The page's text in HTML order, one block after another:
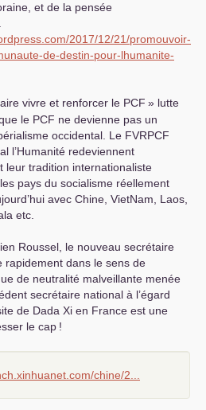
et de la pensée
2017/12/21/promouvoir-
de-destin-pour-lhumanite-
vivre et renforcer le PCF » lutte
le PCF ne devienne pas un
occidental. Le FVRPCF
l’Humanité redeviennent
leur tradition internationaliste
pays du socialisme réellement
avec Chine, VietNam, Laos,
etc.
Roussel, le nouveau secrétaire
rapidement dans le sens de
de neutralité malveillante menée
secrétaire national à l’égard
de Dada Xi en France est une
le cap !
chine/2...